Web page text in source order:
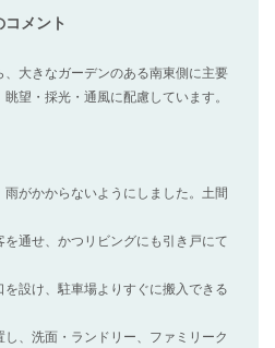
コメント
大きなガーデンのある南東側に主要
望・採光・通風に配慮しています。
雨がかからないようにしました。土間
通せ、かつリビングにも引き戸にて
設け、駐車場よりすぐに搬入できる
し、洗面・ランドリー、ファミリーク